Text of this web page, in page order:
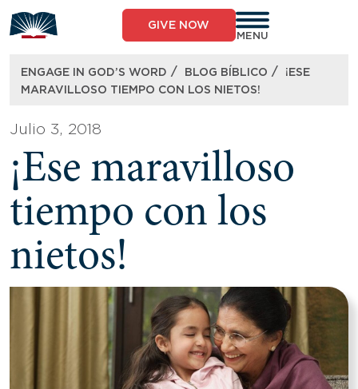
to
content
GIVE NOW
MENU
ENGAGE IN GOD’S WORD / BLOG BÍBLICO /
¡ESE
MARAVILLOSO TIEMPO CON LOS NIETOS!
Julio 3, 2018
¡Ese maravilloso
tiempo con los
nietos!